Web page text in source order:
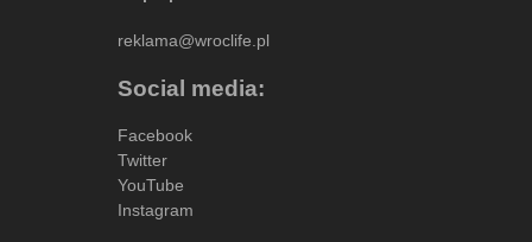
reklama@wroclife.pl
Social media:
Facebook
Twitter
YouTube
Instagram